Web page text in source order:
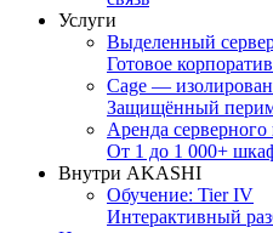
Услуги
Выделенный
Готовое
Cage —
Защищённый
Аренда
От 1 до 1 000+
Внутри AKASHI
Обучение: Tier IV
Интерактивный